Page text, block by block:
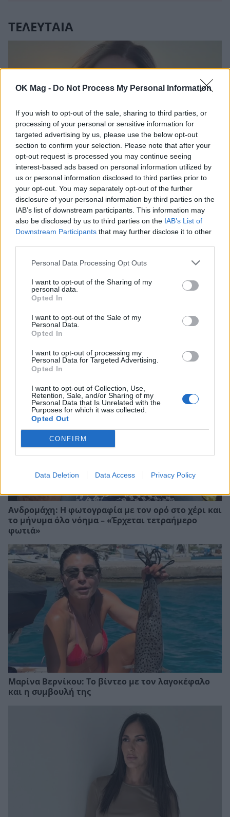
OK Mag - Do Not Process My Personal Information
If you wish to opt-out of the sale, sharing to third parties, or
processing of your personal or sensitive information for
targeted advertising by us, please use the below opt-out
section to confirm your selection. Please note that after your
opt-out request is processed you may continue seeing
interest-based ads based on personal information utilized by
us or personal information disclosed to third parties prior to
your opt-out. You may separately opt-out of the further
disclosure of your personal information by third parties on the
IAB’s list of downstream participants. This information may
also be disclosed by us to third parties on the IAB’s List of
Downstream Participants that may further disclose it to other
Personal Data Processing Opt Outs
I want to opt-out of the Sharing of my
personal data.
Opted In
I want to opt-out of the Sale of my
Personal Data.
Opted In
I want to opt-out of processing my
Personal Data for Targeted Advertising.
Opted In
I want to opt-out of Collection, Use,
Retention, Sale, and/or Sharing of my
Personal Data that Is Unrelated with the
Purposes for which it was collected.
Opted Out
CONFIRM
Data Deletion Data Access Privacy Policy
ΤΕΛΕΥΤΑΙΑ
Η Αποστολία Ζώη ξεκαθαρίζει: «Βαρέθηκα να λένε
πως τα άφησα όλα για έναν έρωτα»
Ανέστης Ευαγγελόπουλος: Η γνωστή
παρουσιάστρια που αρνήθηκε να πάει στο podcast
του και η αποστομωτική απάντησή του
Ανδρομάχη: Η φωτογραφία με τον ορό στο χέρι και
το μήνυμα όλο νόημα – «Έρχεται τετραήμερο
φωτιά»
Μαρίνα Βερνίκου: Το βίντεο με τον λαγοκέφαλο
και η συμβουλή της